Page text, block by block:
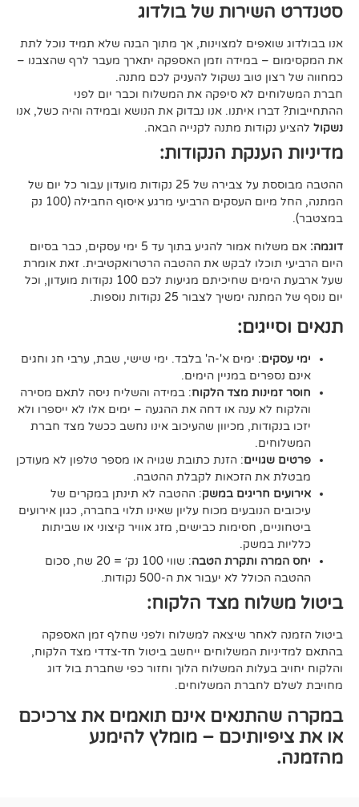
של בולדוג
למצוינות, אך מתוך הבנה שלא תמיד נוכל לתת
במידה וזמן האספקה יתארך מעבר לרף שהצבנו –
טוב נשקול להעניק לכם מתנה.
לא סיפקה את המשלוח וכבר יום לפני
איתנו. אנו נבדוק את הנושא ובמידה והיה כשל, אנו
מתנה לקנייה הבאה.
הנקודות:
ההטבה מבוססת על צבירה של 25 נקודות מועדון עבור כל יום של
המתנה, החל מיום העסקים הרביעי מרגע איסוף החבילה (100 נק
אם משלוח אמור להגיע בתוך עד 5 ימי עסקים, כבר בסיום
לבקש את ההטבה הרטרואקטיבית. זאת אומרת
שעל ארבעת הימים שחיכיתם מגיעות לכם 100 נקודות מועדון, וכל
לצבור 25 נקודות נוספות.
: ימים א'-ה' בלבד. ימי שישי, שבת, ערבי חג וחגים
במניין הימים.
מצד הלקוח: במידה והשליח ניסה לתאם מסירה
ענה או דחה את ההגעה – ימים אלו לא ייספרו ולא
מכיוון שהעיכוב אינו נחשב ככשל מצד חברת
: הזנת כתובת שגויה או מספר טלפון לא מעודכן
הזכאות לקבלת ההטבה.
חריגים במשק: ההטבה לא תינתן במקרים של
מכוח עליון שאינו תלוי בחברה, כגון אירועים
חסימות כבישים, מזג אוויר קיצוני או שביתות
ותקרת הטבה
: שווי 100 נק׳ = 20 שח, סכום
לא יעבור את ה-500 נקודות.
מצד הלקוח:
שיצאה למשלוח ולפני שחלף זמן האספקה
המשלוחים ייחשב ביטול חד-צדדי מצד הלקוח,
המשלוח הלוך וחזור כפי שחברת בול דוג
המשלוחים.
אינם תואמים את צרכיכם
– מומלץ להימנע